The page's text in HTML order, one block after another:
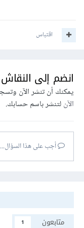
اقتباس
انضم إلى النقاش
يمكنك أن تنشر الآن
الآنلتنشر باسم حسابك.
أجب على هذا السؤال...
متابعون
1